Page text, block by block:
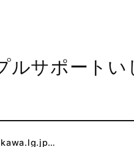
ルサポートい